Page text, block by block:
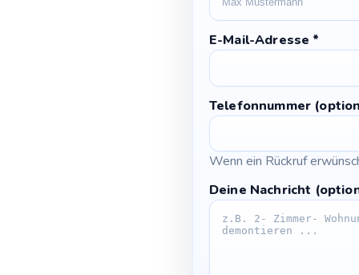
E-Mail-Adresse *
Telefonnummer
Wenn ein Rückruf
Deine Nachricht